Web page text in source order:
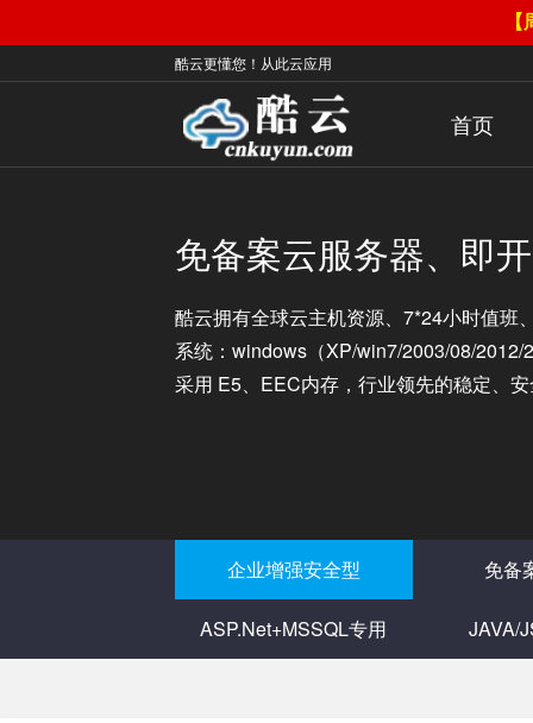
酷云更懂您！从此云应用
首页
免备案云服务器、即
酷云拥有全球云主机资源、7*24小时值班
系统：windows（XP/win7/2003/08/
采用 E5、EEC内存，行业领先的稳定、
企业增强安全型 免备
ASP.Net+MSSQL专用 JAVA/